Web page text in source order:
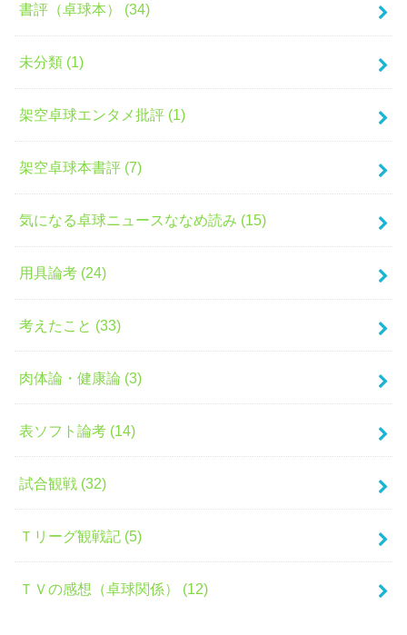
書評（卓球本） (34)
未分類 (1)
架空卓球エンタメ批評 (1)
架空卓球本書評 (7)
気になる卓球ニュースななめ読み (15)
用具論考 (24)
考えたこと (33)
肉体論・健康論 (3)
表ソフト論考 (14)
試合観戦 (32)
Ｔリーグ観戦記 (5)
ＴＶの感想（卓球関係） (12)